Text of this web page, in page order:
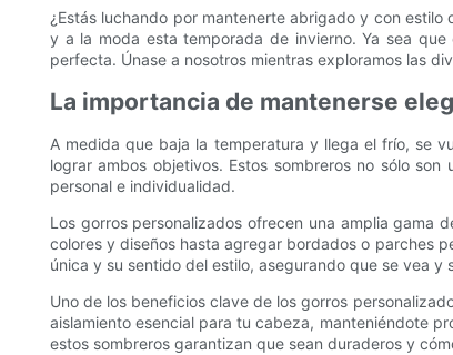
¿Estás luchando por mantenerte abrigado y con estilo
y a la moda esta temporada de invierno. Ya sea
perfecta. Únase a nosotros mientras exploramos las
La importancia de mantenerse
A medida que baja la temperatura y llega el frío, se
lograr ambos objetivos. Estos sombreros no sólo
personal e individualidad.
Los gorros personalizados ofrecen una amplia gama
colores y diseños hasta agregar bordados o parches
única y su sentido del estilo, asegurando que se vea y
Uno de los beneficios clave de los gorros
aislamiento esencial para tu cabeza, manteniéndote
estos sombreros garantizan que sean duraderos y